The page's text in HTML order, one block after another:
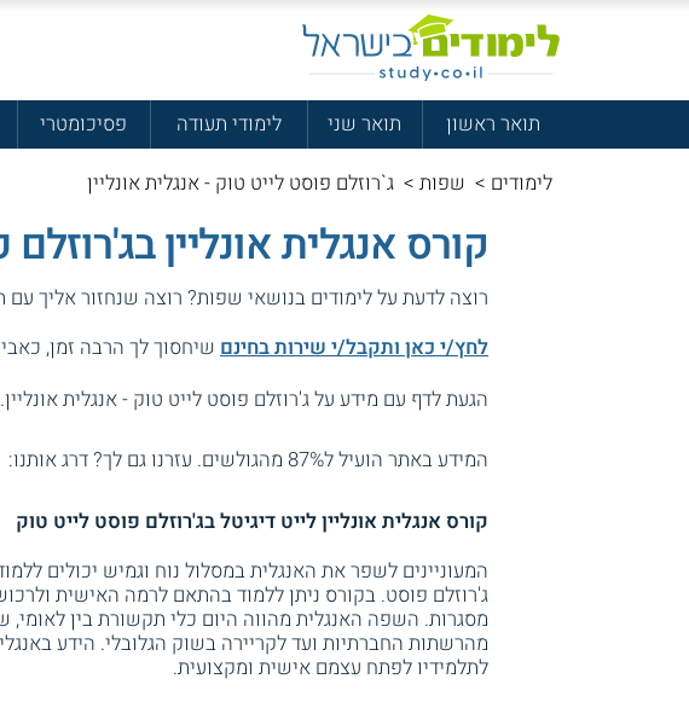
תואר ראשון תואר שני לימודי תעודה פסיכומטרי
לימודים > שפות > ג`רוזלם פוסט לייט טוק - אנגלית אונליין
קורס אנגלית אונליין
רוצה לדעת על לימודים בנושאי שפות? רוצה שנחזור אליך עם
לחץ/י כאן ותקבל/י שירות בחינם שיחסוך לך הרבה זמן,
הגעת לדף עם מידע על ג'רוזלם פוסט לייט טוק - אנגלית אונליין.
המידע באתר הועיל ל87% מהגולשים.
עזרנו גם לך? דרג אותנו:
קורס אנגלית אונליין לייט דיגיטל בג'רוזלם פוסט לייט טוק
המעוניינים לשפר את האנגלית במסלול נוח וגמיש יכולים
ג'רוזלם פוסט. בקורס ניתן ללמוד בהתאם לרמה האישית
מסגרות. השפה האנגלית מהווה היום כלי תקשורת בין
מהרשתות החברתיות ועד לקריירה בשוק הגלובלי. הידע
לתלמידיו לפתח עצמם אישית ומקצועית.